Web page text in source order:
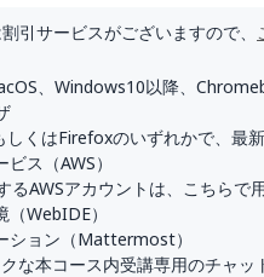
引サービスがございますので、
、Windows10以降、
くはFirefoxのいずれかで、最新
ス（AWS）
AWSアカウントは、こちらで
WebIDE）
ション（Mattermost）
な本コース内受講専用のチャッ